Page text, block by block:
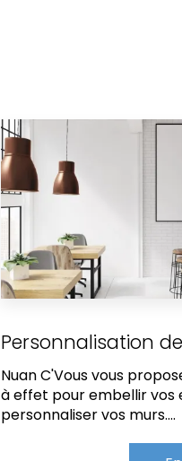
Personnalisation
Nuan C'Vous vous
à effet pour embellir vos
personnaliser vos murs....